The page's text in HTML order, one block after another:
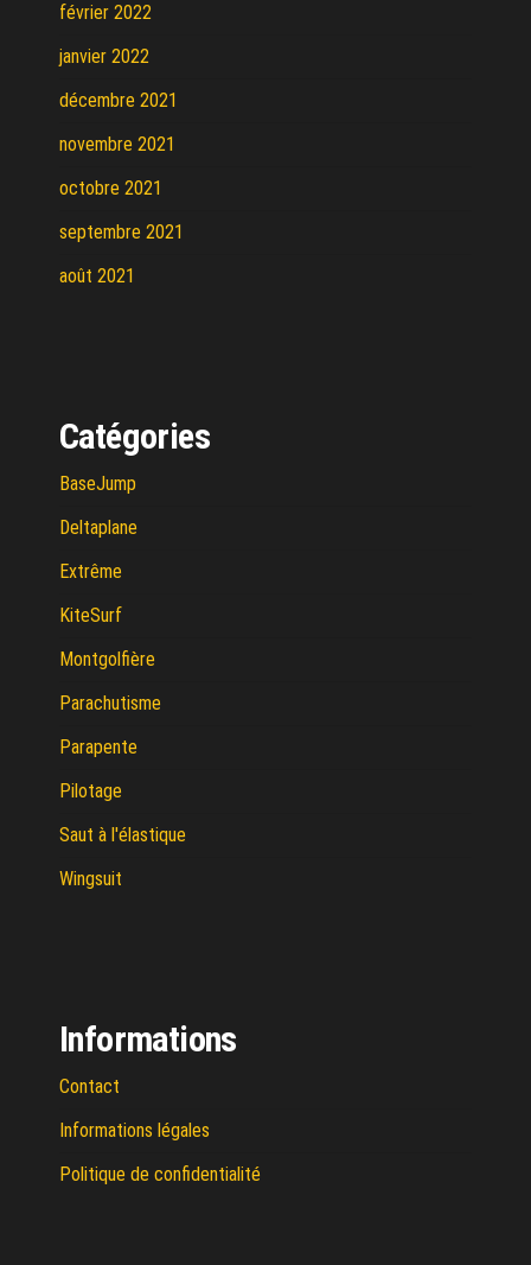
février 2022
janvier 2022
décembre 2021
novembre 2021
octobre 2021
septembre 2021
août 2021
Catégories
BaseJump
Deltaplane
Extrême
KiteSurf
Montgolfière
Parachutisme
Parapente
Pilotage
Saut à l'élastique
Wingsuit
Informations
Contact
Informations légales
Politique de confidentialité